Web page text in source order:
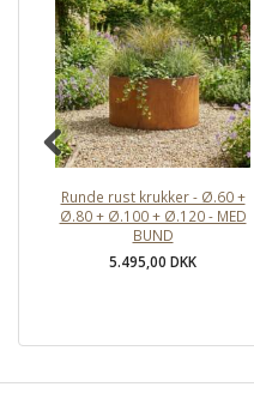
Runde rust krukker - Ø.60 +
Ø.80 + Ø.100 + Ø.120 - MED
BUND
5.495,00 DKK